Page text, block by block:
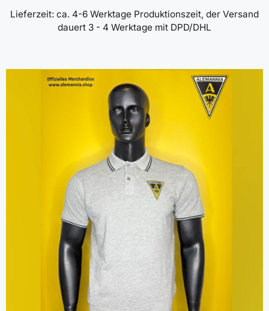
Lieferzeit: ca. 4-6 Werktage Produktionszeit, der Versand
dauert 3 - 4 Werktage mit DPD/DHL